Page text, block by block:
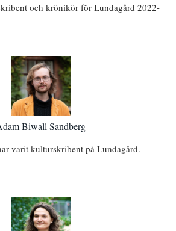
och krönikör för Lundagård 2022-
Biwall Sandberg
varit kulturskribent på Lundagård.